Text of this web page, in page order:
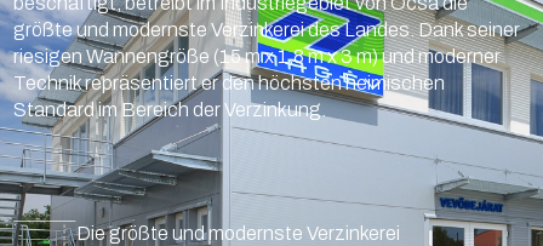
größte und modernste Verzinkerei des Landes. Dank seiner
riesigen Wannengröße (15 m x 1,8 m x 3 m) und moderner
Technik repräsentiert er den höchsten heimischen
Standard im Bereich der Verzinkung.
Die größte und modernste Verzinkerei